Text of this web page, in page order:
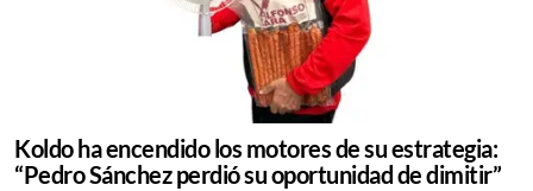
Koldo ha encendido los motores de su estrategia:
“Pedro Sánchez perdió su oportunidad de dimitir”